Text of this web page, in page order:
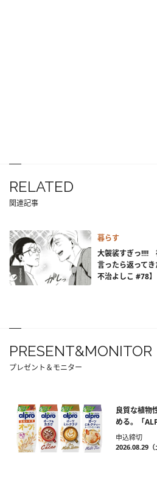
RELATED
関連記事
暮らす
大袈裟すぎっ!!!!
言ったら返って
不治よしこ #78】
PRESENT&MONITOR
プレゼント＆モニター
良質な植物
める。「
申込締切
2026.08.29